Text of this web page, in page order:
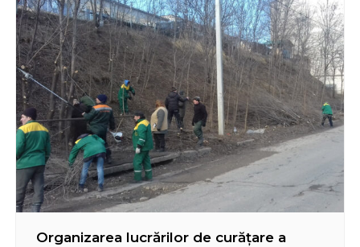
157, cu…
Organizarea lucrărilor de curățare a